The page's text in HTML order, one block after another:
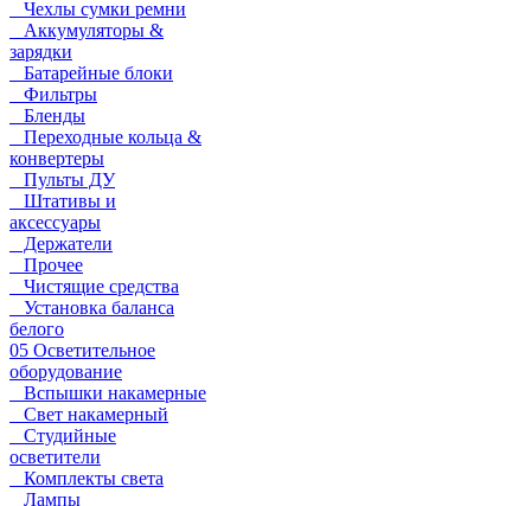
Чехлы сумки ремни
Аккумуляторы &
зарядки
Батарейные блоки
Фильтры
Бленды
Переходные кольца &
конвертеры
Пульты ДУ
Штативы и
аксессуары
Держатели
Прочее
Чистящие средства
Установка баланса
белого
05 Осветительное
оборудование
Вспышки накамерные
Свет накамерный
Студийные
осветители
Комплекты света
Лампы